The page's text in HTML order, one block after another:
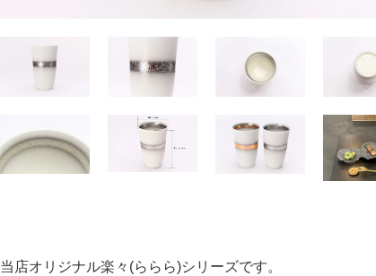
当店オリジナル楽々(ららら)シリーズです。